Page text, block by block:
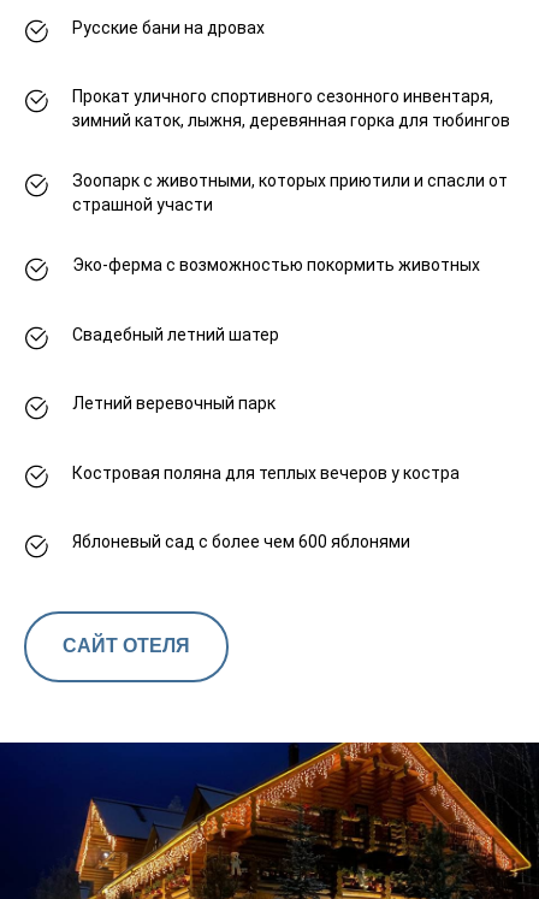
Русские бани на дровах
Прокат уличного спортивного сезонного инвентаря,
зимний каток, лыжня, деревянная горка для тюбингов
Зоопарк с животными, которых приютили и спасли от
страшной участи
Эко-ферма с возможностью покормить животных
Свадебный летний шатер
Летний веревочный парк
Костровая поляна для теплых вечеров у костра
Яблоневый сад с более чем 600 яблонями
САЙТ ОТЕЛЯ